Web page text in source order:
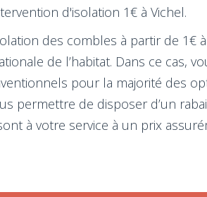
d'isolation 1€ à Vichel.
des combles à partir de
de l’habitat. Dans ce cas,
pour la majorité des
permettre de disposer d’un
à votre service à un prix